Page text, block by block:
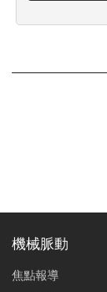
機械脈動
焦點報導